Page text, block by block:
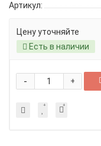
Артикул:
Цену уточняйте
Есть в наличии
+
-